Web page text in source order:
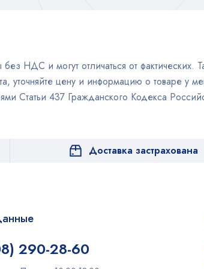
НДС и могут отличаться от фактических.
уточняйте цену и информацию о товаре у
Статьи 437 Гражданского Кодекса
Доставка застрахована
290-28-60